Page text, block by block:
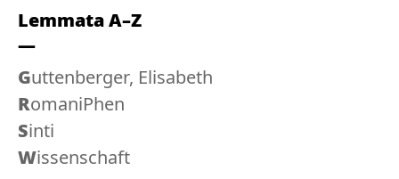
Lemmata A–Z
Guttenberger, Elisabeth
RomaniPhen
Sinti
Wissenschaft